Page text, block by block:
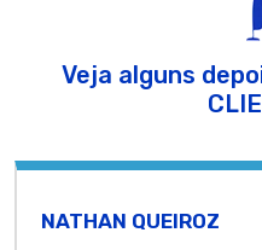
Veja alguns
NATHAN QUEIROZ